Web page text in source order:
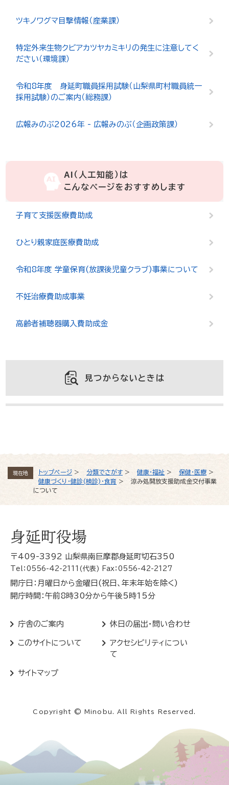
現在地 トップページ > 分類でさがす > 健康・福祉 > 保健・医療 >
健康づくり・健診(検診)・食育 >
涼み処開放支援助成金交付事業
について
ツキノワグマ目撃情報（産業課）
特定外来生物クビアカツヤカミキリの発生に注意してく
ださい（環境課）
令和8年度 身延町職員採用試験（山梨県町村職員統一
採用試験）のご案内（総務課）
広報みのぶ2026年 - 広報みのぶ（企画政策課）
AI（人工知能）は
こんなページをおすすめします
子育て支援医療費助成
ひとり親家庭医療費助成
令和8年度 学童保育(放課後児童クラブ)事業について
不妊治療費助成事業
高齢者補聴器購入費助成金
見つからないときは
身延町役場
〒409-3392 山梨県南巨摩郡身延町切石350
Tel：0556-42-2111(代表) Fax：0556-42-2127
開庁日：月曜日から金曜日(祝日、年末年始を除く)
開庁時間：午前8時30分から午後5時15分
庁舎のご案内 休日の届出・問い合わせ
このサイトについて
アクセシビリティについ
て
サイトマップ
Copyright © Minobu. All Rights Reserved.